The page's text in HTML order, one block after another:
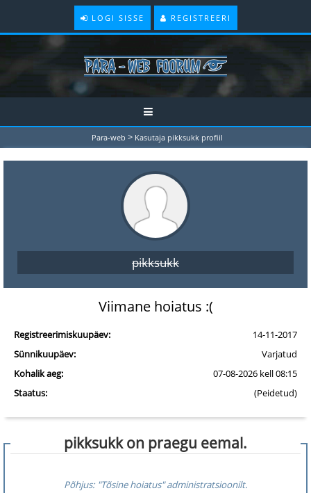
LOGI SISSE REGISTREERI
Para-web > Kasutaja pikksukk profiil
pikksukk
Viimane hoiatus :(
Registreerimiskuupäev:
14-11-2017
Sünnikuupäev:
Varjatud
Kohalik aeg:
07-08-2026 kell 08:15
Staatus:
(Peidetud)
pikksukk on praegu eemal.
Põhjus: "Tõsine hoiatus" administratsioonilt.